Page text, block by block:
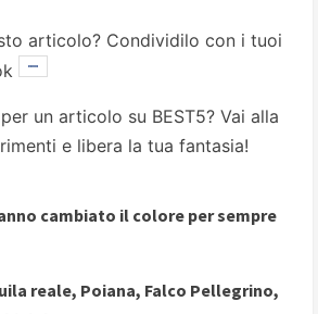
articolo? Condividilo con i tuoi
un articolo su BEST5? Vai alla
e libera la tua fantasia!
cambiato il colore per sempre
reale, Poiana, Falco Pellegrino,